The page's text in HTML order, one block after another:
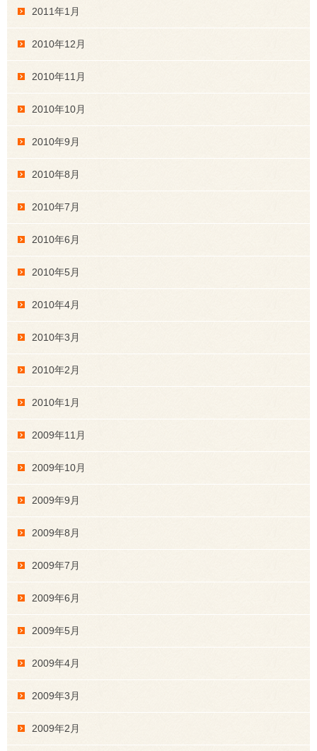
2011年1月
2010年12月
2010年11月
2010年10月
2010年9月
2010年8月
2010年7月
2010年6月
2010年5月
2010年4月
2010年3月
2010年2月
2010年1月
2009年11月
2009年10月
2009年9月
2009年8月
2009年7月
2009年6月
2009年5月
2009年4月
2009年3月
2009年2月